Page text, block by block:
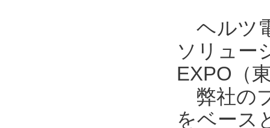
ヘルツ
ソリュー
EXPO（
弊社の
をベース